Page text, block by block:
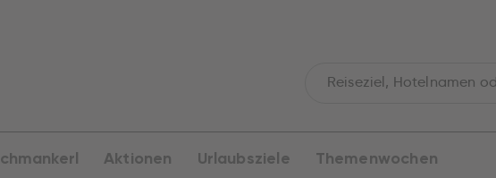
Aktionen Urlaubsziele Themenwochen